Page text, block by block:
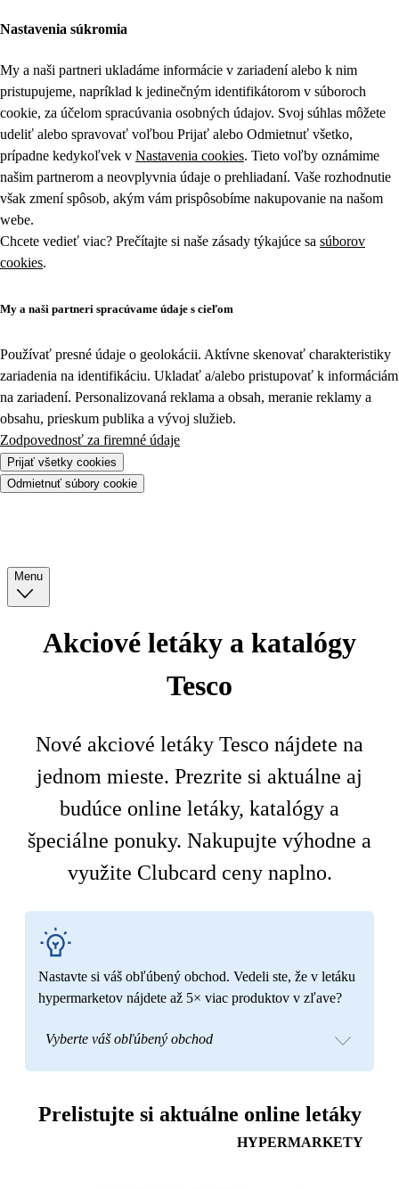
Nastavenia súkromia
My a naši partneri ukladáme informácie v zariadení alebo k nim
pristupujeme, napríklad k jedinečným identifikátorom v súboroch
cookie, za účelom spracúvania osobných údajov. Svoj súhlas môžete
udeliť alebo spravovať voľbou Prijať alebo Odmietnuť všetko,
prípadne kedykoľvek v Nastavenia cookies. Tieto voľby oznámime
našim partnerom a neovplyvnia údaje o prehliadaní. Vaše rozhodnutie
však zmení spôsob, akým vám prispôsobíme nakupovanie na našom
webe.
Chcete vedieť viac? Prečítajte si naše zásady týkajúce sa súborov
cookies.
My a naši partneri spracúvame údaje s cieľom
Používať presné údaje o geolokácii. Aktívne skenovať charakteristiky
zariadenia na identifikáciu. Ukladať a/alebo pristupovať k informáciám
na zariadení. Personalizovaná reklama a obsah, meranie reklamy a
obsahu, prieskum publika a vývoj služieb.
Zodpovednosť za firemné údaje
Prijať všetky cookies
Odmietnuť súbory cookie
Menu
Akciové letáky a katalógy
Tesco
Nové akciové letáky Tesco nájdete na
jednom mieste. Prezrite si aktuálne aj
budúce online letáky, katalógy a
špeciálne ponuky. Nakupujte výhodne a
využite Clubcard ceny naplno.
Nastavte si váš obľúbený obchod. Vedeli ste, že v letáku
hypermarketov nájdete až 5× viac produktov v zľave?
Vyberte váš obľúbený obchod
Prelistujte si aktuálne online letáky
HYPERMARKETY